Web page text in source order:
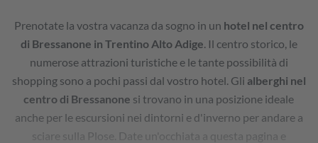
Prenotate la vostra vacanza da sogno in un hotel nel centro
di Bressanone in Trentino Alto Adige. Il centro storico, le
numerose attrazioni turistiche e le tante possibilità di
shopping sono a pochi passi dal vostro hotel. Gli alberghi nel
centro di Bressanone si trovano in una posizione ideale
anche per le escursioni nei dintorni e d'inverno per andare a
sciare sulla Plose. Date un'occhiata a questa pagina e